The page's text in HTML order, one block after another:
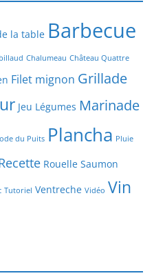
la table Barbecue
Chalumeau Château Quattre
Filet mignon Grillade
Jeu Légumes Marinade
du Puits Plancha Pluie
Rouelle Saumon
Tutoriel Ventreche Vidéo Vin